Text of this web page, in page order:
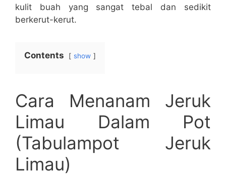
kulit buah yang sangat tebal dan sedikit
berkerut-kerut.
Contents show
Cara Menanam Jeruk
Limau Dalam Pot
(Tabulampot Jeruk
Limau)